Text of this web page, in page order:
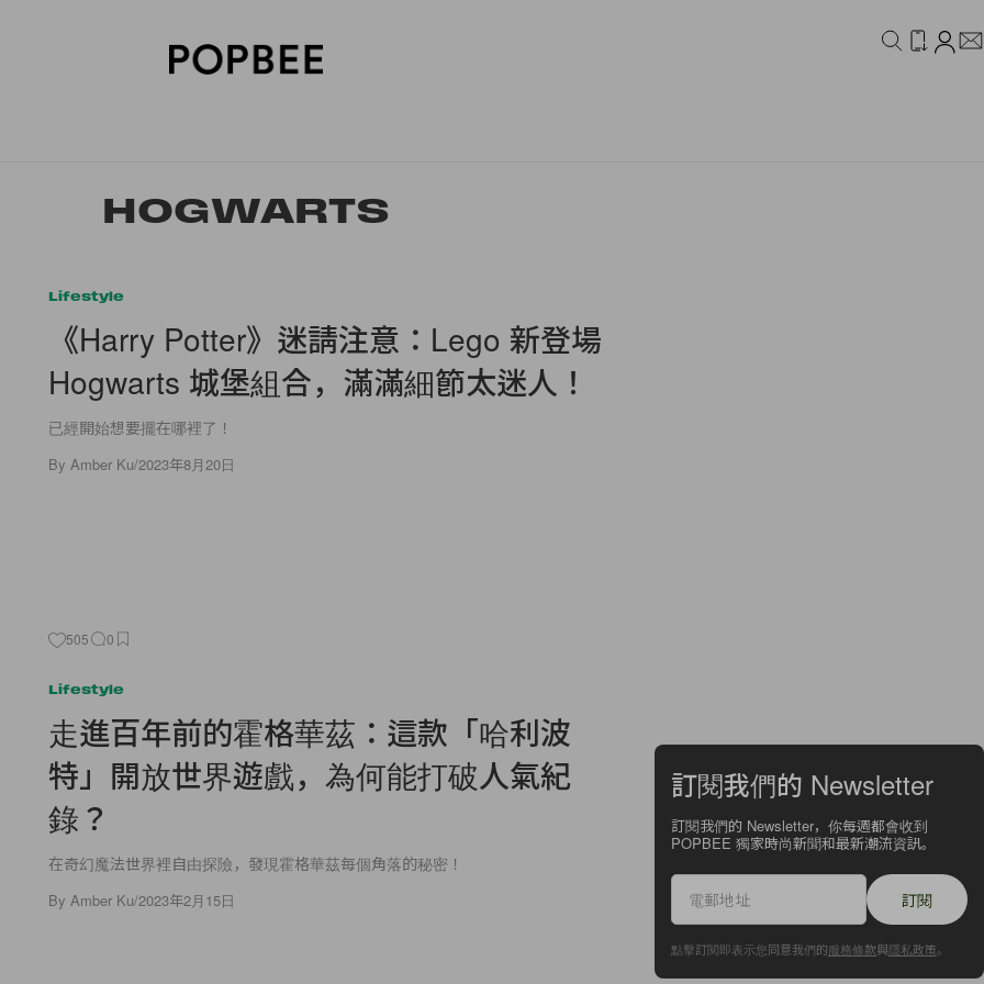
HOGWARTS
Lifestyle
《Harry Potter》迷請注意：Lego 新登場
Hogwarts 城堡組合，滿滿細節太迷人！
已經開始想要擺在哪裡了！
By Amber Ku/2023年8月20日
505 0
Lifestyle
走進百年前的霍格華茲：這款「哈利波
特」開放世界遊戲，為何能打破人氣紀
錄？
在奇幻魔法世界裡自由探險，發現霍格華茲每個角落的秘密！
By Amber Ku/2023年2月15日
訂閱我們的 Newsletter
訂閱我們的 Newsletter，你每週都會收到
POPBEE 獨家時尚新聞和最新潮流資訊。
訂閱
點擊訂閱即表示您同意我們的服務條款與隱私政策。